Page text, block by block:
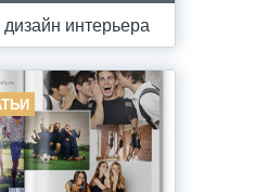
интерьера